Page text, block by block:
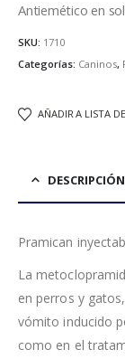
Antiemético en
SKU: 1710
Categorías: Caninos,
AÑADIR A LISTA
DESCRIPCIÓN
Pramican
La
en perros y
vómito inducido
como en el